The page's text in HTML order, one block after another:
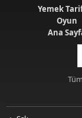
Yemek
Oyun
Ana